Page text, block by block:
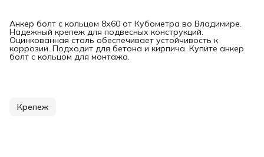
Анкер болт с кольцом 8х60 от Кубометра во Владимире.
Надежный крепеж для подвесных конструкций.
Оцинкованная сталь обеспечивает устойчивость к
коррозии. Подходит для бетона и кирпича. Купите анкер
болт с кольцом для монтажа.
Крепеж